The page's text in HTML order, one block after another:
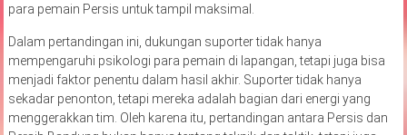
para pemain Persis untuk tampil maksimal.
Dalam pertandingan ini, dukungan suporter tidak hanya
mempengaruhi psikologi para pemain di lapangan, tetapi juga bisa
menjadi faktor penentu dalam hasil akhir. Suporter tidak hanya
sekadar penonton, tetapi mereka adalah bagian dari energi yang
menggerakkan tim. Oleh karena itu, pertandingan antara Persis dan